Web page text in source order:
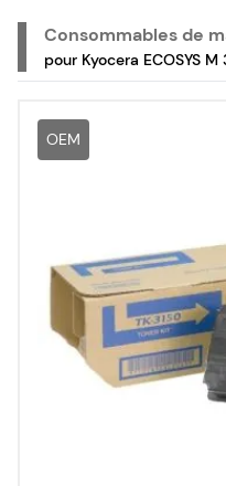
Consommables de
pour Kyocera ECOSYS
OEM